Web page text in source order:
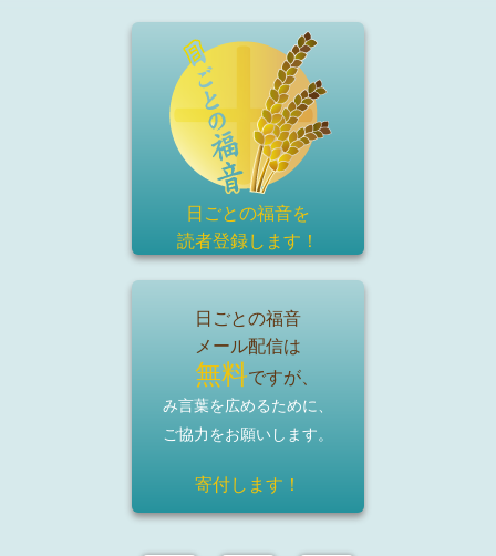
日ごとの福音を
読者登録します！
日ごとの福音
メール配信は
無料ですが、
み言葉を広めるために、
ご協力をお願いします。
寄付します！